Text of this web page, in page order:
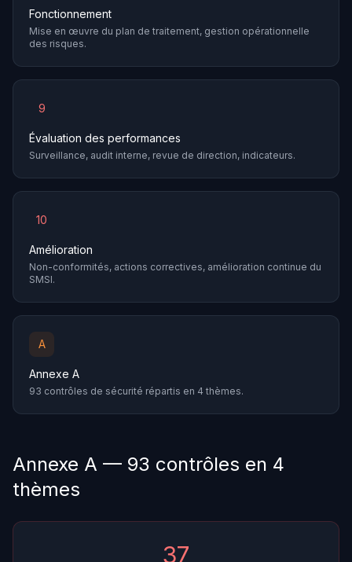
Fonctionnement
Mise en œuvre du plan de traitement, gestion opérationnelle
des risques.
9
Évaluation des performances
Surveillance, audit interne, revue de direction, indicateurs.
10
Amélioration
Non-conformités, actions correctives, amélioration continue du
SMSI.
A
Annexe A
93 contrôles de sécurité répartis en 4 thèmes.
Annexe A — 93 contrôles en 4
thèmes
37